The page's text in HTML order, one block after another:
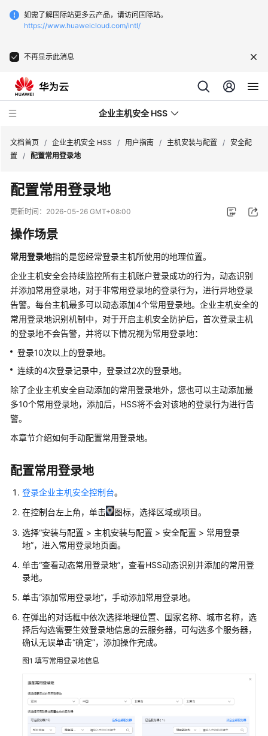
如需了解国际站更多云产品，请访问国际站。
https://www.huaweicloud.com/intl/
不再显示此消息
企业主机安全 HSS
最
新
动
术
画
册
产
品
介
绍
费
说
速
入
门
用
户
指
通
过
授
予
使
用
权
限
文档首页 / 企业主机安全 HSS / 用户指南 / 主机安装与配置 / 安全配
置
/ 配置常用登录地
配置常用登录地
更新时间： 2026-05-26 GMT+08:00
操作场景
常用登录地指的是您经常登录主机所使用的地理位置。
企业主机安全会持续监控所有主机账户登录成功的行为，动态识别
并添加常用登录地，对于非常用登录地的登录行为，进行异地登录
告警。每台主机最多可以动态添加4个常用登录地。企业主机安全的
常用登录地识别机制中，对于开启主机安全防护后，首次登录主机
的登录地不会告警，并将以下情况视为常用登录地：
登录10次以上的登录地。
连续的4次登录记录中，登录过2次的登录地。
除了企业主机安全自动添加的常用登录地外，您也可以主动添加最
多10个常用登录地，添加后，HSS将不会对该地的登录行为进行告
警。
本章节介绍如何手动配置常用登录地。
配置常用登录地
登录企业主机安全控制台。
在控制台左上角，单击
图标，选择区域或项目。
选择“安装与配置 > 主机安装与配置 > 安全配置 > 常用登录
地”，进入常用登录地页面。
单击“查看动态常用登录地”，查看HSS动态识别并添加的常用登
录地。
单击“添加常用登录地”，手动添加常用登录地。
在弹出的对话框中依次选择地理位置、国家名称、城市名称，选
择后勾选需要生效登录地信息的云服务器，可勾选多个服务器，
确认无误单击“确定”，添加操作完成。
图1 填写常用登录地信息